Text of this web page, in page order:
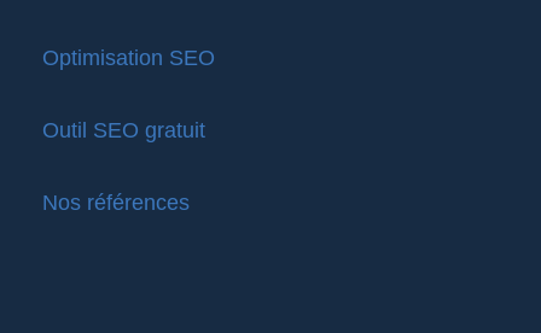
Optimisation SEO
Outil SEO gratuit
Nos références